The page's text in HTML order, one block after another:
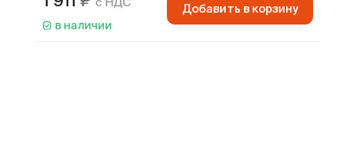
в наличии
Добавить в корзину